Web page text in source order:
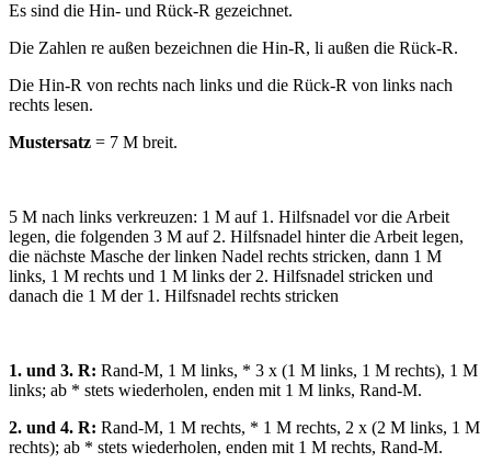
Es sind die Hin- und Rück-R gezeichnet.
Die Zahlen re außen bezeichnen die Hin-R, li außen die Rück-R.
Die Hin-R von rechts nach links und die Rück-R von links nach
rechts lesen.
Mustersatz = 7 M breit.
5 M nach links verkreuzen: 1 M auf 1. Hilfsnadel vor die Arbeit
legen, die folgenden 3 M auf 2. Hilfsnadel hinter die Arbeit legen,
die nächste Masche der linken Nadel rechts stricken, dann 1 M
links, 1 M rechts und 1 M links der 2. Hilfsnadel stricken und
danach die 1 M der 1. Hilfsnadel rechts stricken
1. und 3. R: Rand-M, 1 M links, * 3 х (1 M links, 1 M rechts), 1 M
links; ab * stets wiederholen, enden mit 1 M links, Rand-M.
2. und 4. R: Rand-M, 1 M rechts, * 1 M rechts, 2 х (2 M links, 1 M
rechts); ab * stets wiederholen, enden mit 1 M rechts, Rand-M.